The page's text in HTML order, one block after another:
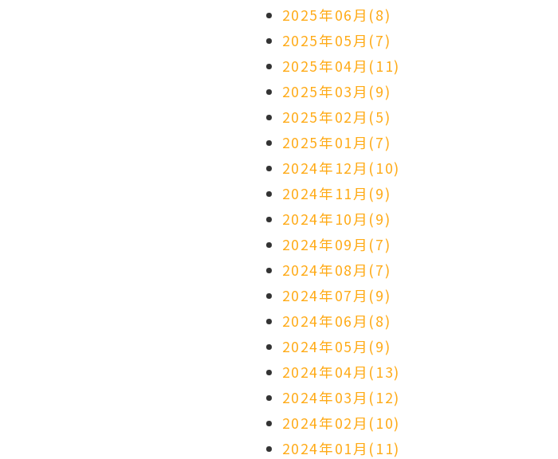
2025年06月(8)
2025年05月(7)
2025年04月(11)
2025年03月(9)
2025年02月(5)
2025年01月(7)
2024年12月(10)
2024年11月(9)
2024年10月(9)
2024年09月(7)
2024年08月(7)
2024年07月(9)
2024年06月(8)
2024年05月(9)
2024年04月(13)
2024年03月(12)
2024年02月(10)
2024年01月(11)